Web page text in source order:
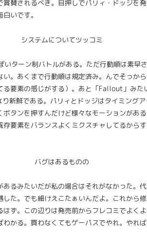
賛されるべき。目押しでパリィ・ドッジを
いです。
システムについてツッコミ
いターン制バトルがある。ただ行動順は素早
。あくまで行動順は規定済み。んでそっか
る要素の感じがする）。あと「Fallout」みた
新鮮である。パリィとドッジはタイミング
タンを押すんだけど様々なモーションがあ
要素をバランスよくミクスチャしてるから
バグはあるものの
るみたいだが私の場合はそれがなかった。
た。でも細けえこたぁいんだよ。これから
ず。この辺りは発売前からフレコミでよく
かる。買わなくてもゲーパスでやれ。やれば